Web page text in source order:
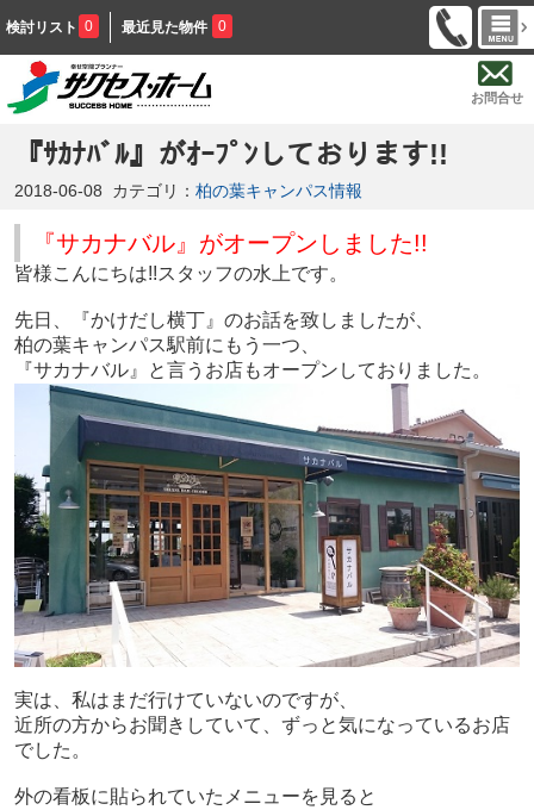
検討リスト 0 最近見た物件 0
お問合せ
『ｻｶﾅﾊﾞﾙ』がｵｰﾌﾟﾝしております!!
2018-06-08 カテゴリ： 柏の葉キャンパス情報
『サカナバル』がオープンしました!!
皆様こんにちは!!スタッフの水上です。
先日、『かけだし横丁』のお話を致しましたが、
柏の葉キャンパス駅前にもう一つ、
『サカナバル』と言うお店もオープンしておりました。
実は、私はまだ行けていないのですが、
近所の方からお聞きしていて、ずっと気になっているお店
でした。
外の看板に貼られていたメニューを見ると